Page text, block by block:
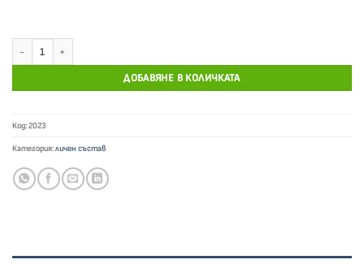
ДОБАВЯНЕ В КОЛИЧКАТА
Код:2023
Категория:личен състав